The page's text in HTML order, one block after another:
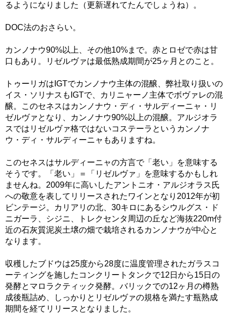
るようになりました（更新遅れてたんでしょうね）。
DOC法のおさらい。
カンノナウ90%以上、その他10%まで。赤とロゼで赤は甘
口もあり。リゼルヴァは最低熟成期間が25ヶ月とのこと。
トゥーリガはIGTでカンノナウ主体の混醸、弊社取り扱いの
イス・ソリナスもIGTで、カリニャーノ主体でボヴァレの混
醸。このセネスはカンノナウ・ディ・サルディーニャ・リ
ゼルヴァとなり、カンノナウ90%以上の混醸。アルジオラ
スではリゼルヴァ格ではないコステーラというカンノナ
ウ・ディ・サルディーニャもありますね。
このセネスはサルディーニャの方言で「老い」を意味する
そうです。「老い」＝「リゼルヴァ」を意味するかもしれ
ませんね。2009年に高いしたアントニオ・アルジオラス氏
への敬意を表してリリースされたワインとなり2012年が初
ビンテージ。カリアリの北、30キロにあるシウルグス・ド
ニガーラ、シジニ、トレクセンタ周辺の丘など海抜220m付
近の石灰質泥炭土壌の畑で栽培されるカンノナウが中心と
なります。
収穫したブドウは25度から28度に温度管理されたガラスコ
ーティングを施したコンクリートタンクで12日から15日の
発酵とマロラクティック発酵。バリックでの12ヶ月の樽熟
成後瓶詰め、しっかりとリゼルヴァの規格を満たす瓶熟成
期間を経てリリースとなりました。